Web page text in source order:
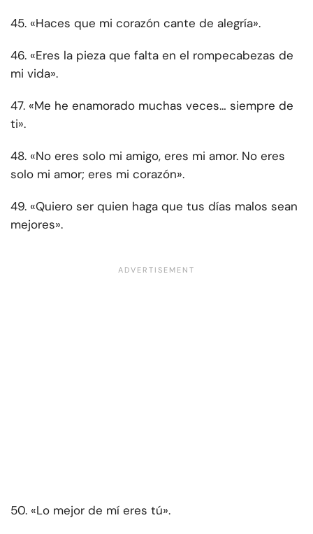
45. «Haces que mi corazón cante de alegría».
46. «Eres la pieza que falta en el rompecabezas de
mi vida».
47. «Me he enamorado muchas veces… siempre de
ti».
48. «No eres solo mi amigo, eres mi amor. No eres
solo mi amor; eres mi corazón».
49. «Quiero ser quien haga que tus días malos sean
mejores».
50. «Lo mejor de mí eres tú».